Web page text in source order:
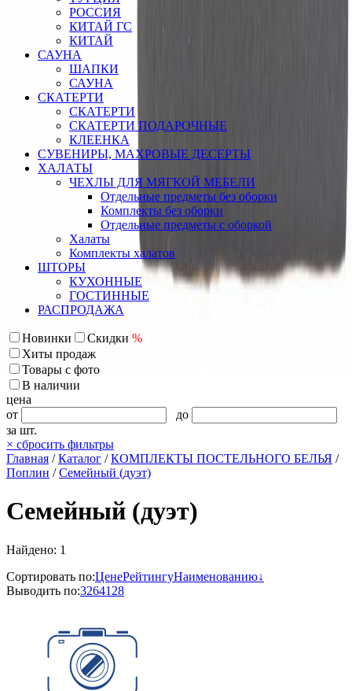
РОССИЯ
КИТАЙ ГС
КИТАЙ
САУНА
ШАПКИ
САУНА
СКАТЕРТИ
СКАТЕРТИ
СКАТЕРТИ ПОДАРОЧНЫЕ
КЛЕЕНКА
СУВЕНИРЫ, МАХРОВЫЕ ДЕСЕРТЫ
ХАЛАТЫ
ЧЕХЛЫ ДЛЯ МЯГКОЙ МЕБЕЛИ
Отдельные предметы без оборки
Комплекты без оборки
Отдельные предметы с оборкой
Халаты
Комплекты халатов
ШТОРЫ
КУХОННЫЕ
ГОСТИННЫЕ
РАСПРОДАЖА
Новинки Скидки %
Хиты продаж
Товары с фото
В наличии
цена
от
до
за шт.
× сбросить фильтры
Главная /Каталог /КОМПЛЕКТЫ ПОСТЕЛЬНОГО БЕЛЬЯ /
Поплин /Семейный (дуэт)
Семейный (дуэт)
Найдено: 1
Сортировать по:ЦенеРейтингуНаименованию↓
Выводить по:3264128